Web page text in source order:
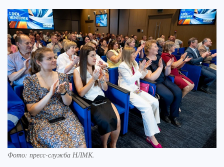
Фото: пресс-служба НЛМК.